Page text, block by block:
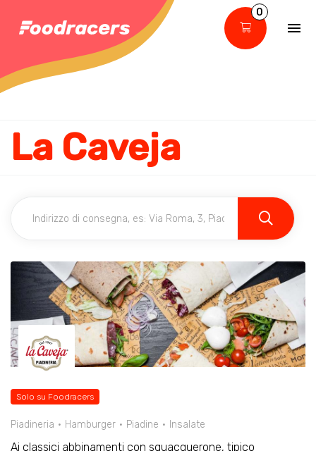
0
La Caveja
Solo su Foodracers
Piadineria Hamburger Piadine Insalate
Ai classici abbinamenti con squacquerone, tipico